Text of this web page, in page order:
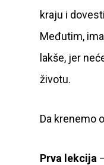
kraju i
Međutim,
lakše, jer
životu.
Da krenemo
Prva lekcija